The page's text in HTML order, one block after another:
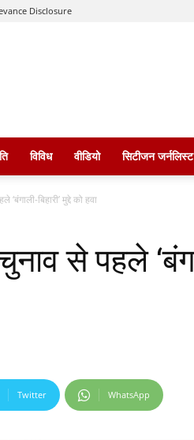
Disclosure
विविध वीडियो सिटीजन जर्नलिस्ट
बिहारी’ मुद्दे को हवा
से पहले
Twitter WhatsApp